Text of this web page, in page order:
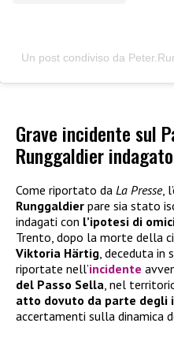
Un post condiviso da
Grave incidente sul
Runggaldier
Come riportato da La Presse,
Runggaldier pare sia stato
indagati con l’ipotesi di
Trento, dopo la morte della
Viktoria Härtig , deceduta
riportate nell’incidente
del Passo Sella , nel
atto dovuto da parte degli
accertamenti sulla dinamica